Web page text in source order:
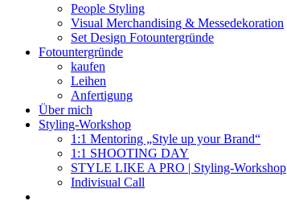
People Styling
Visual Merchandising & Messedekoration
Set Design Fotountergründe
Fotountergründe
kaufen
Leihen
Anfertigung
Über mich
Styling-Workshop
1:1 Mentoring „Style up your Brand“
1:1 SHOOTING DAY
STYLE LIKE A PRO | Styling-Workshop
Indivisual Call